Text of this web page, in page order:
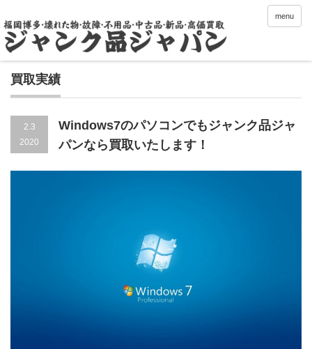
menu
買取実績
2.3
2020
Windows7のパソコンでもジャンク品ジャ
パンなら買取いたします！